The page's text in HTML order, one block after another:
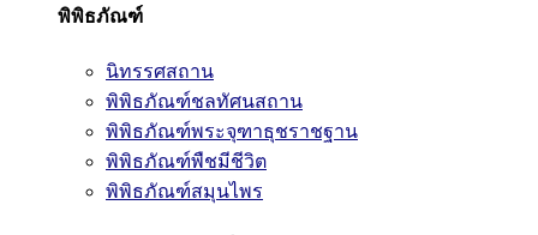
พิพิธภัณฑ์
นิทรรศสถาน
พิพิธภัณฑ์ชลทัศนสถาน
พิพิธภัณฑ์พระจุฑาธุชราชฐาน
พิพิธภัณฑ์พืชมีชีวิต
พิพิธภัณฑ์สมุนไพร